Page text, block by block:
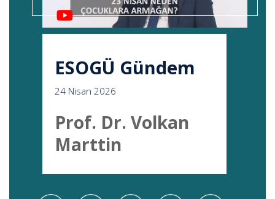
ESOGÜ Gündem
24 Nisan 2026
Prof. Dr. Volkan
Marttin